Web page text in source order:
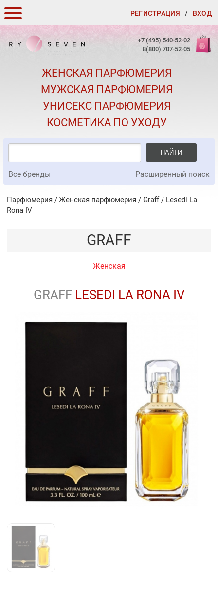
РЕГИСТРАЦИЯ / ВХОД
КАК ЗАКАЗАТЬ
СКИДКИ
КОНТАКТЫ
О КАЧЕСТВЕ
ПОДАРКИ К ЗАКАЗАМ
+7 (495) 540-52-02
8(800) 707-52-05
ЖЕНСКАЯ ПАРФЮМЕРИЯ
МУЖСКАЯ ПАРФЮМЕРИЯ
УНИСЕКС ПАРФЮМЕРИЯ
КОСМЕТИКА ПО УХОДУ
НАЙТИ
Все бренды Расширенный поиск
Парфюмерия Женская парфюмерия / Graff/ Lesedi La
Rona IV
GRAFF
Женская
GRAFFLESEDI LA RONA IV